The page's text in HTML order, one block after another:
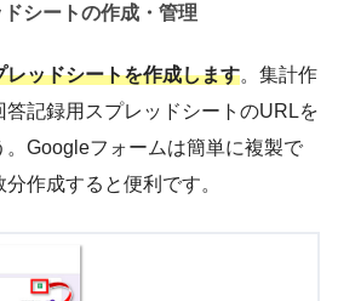
シートの作成・管理
レッドシートを作成します。集計作
記録用スプレッドシートのURLを
。Googleフォームは簡単に複製で
作成すると便利です。